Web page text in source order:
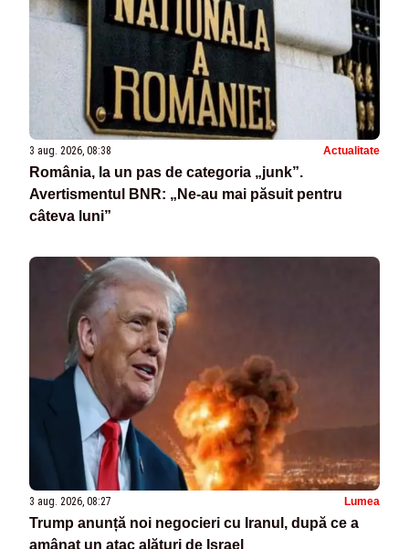
3 aug. 2026, 08:38 Actualitate
România, la un pas de categoria „junk”.
Avertismentul BNR: „Ne-au mai păsuit pentru
câteva luni”
3 aug. 2026, 08:27 Lumea
Trump anunță noi negocieri cu Iranul, după ce a
amânat un atac alături de Israel